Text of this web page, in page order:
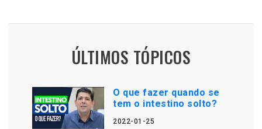
ÚLTIMOS TÓPICOS
O que fazer quando se
tem o intestino solto?
2022-01-25